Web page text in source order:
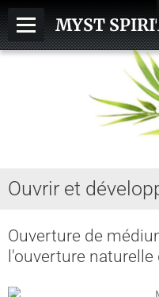
MYST
ASTRAL, SPHERES, TERRE
REINCARNATION
CHAKRA - CORPS SUBTILS
GUERISSEURS - MAGNETISME
Ouvrir et
Ouverture de
l'ouverture